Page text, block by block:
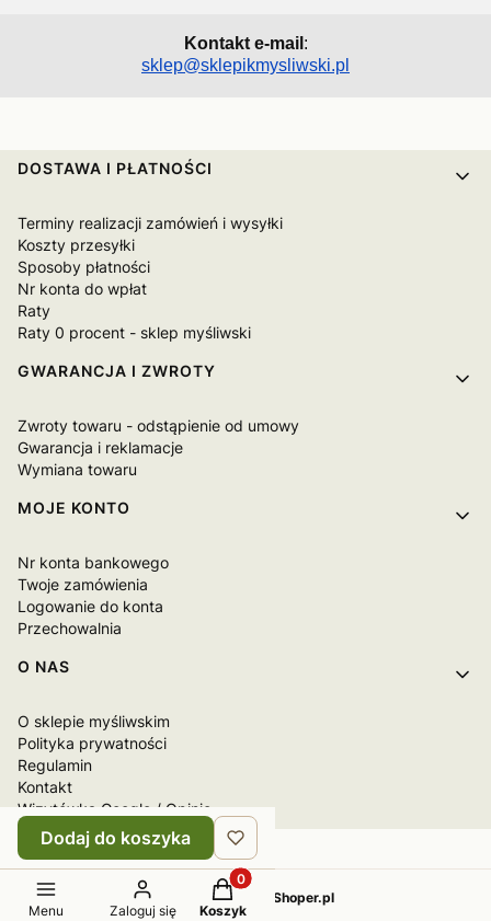
Kontakt e-mail :
sklep@sklepikmysliwski.pl
Linki w stopce
DOSTAWA I PŁATNOŚCI
Terminy realizacji zamówień i wysyłki
Koszty przesyłki
Sposoby płatności
Nr konta do wpłat
Raty
Raty 0 procent - sklep myśliwski
GWARANCJA I ZWROTY
Zwroty towaru - odstąpienie od umowy
Gwarancja i reklamacje
Wymiana towaru
MOJE KONTO
Nr konta bankowego
Twoje zamówienia
Logowanie do konta
Przechowalnia
O NAS
O sklepie myśliwskim
Polityka prywatności
Regulamin
Kontakt
Wizytówka Google / Opinie
Sklep internetowy Shoper.pl
Dodaj do koszyka
Menu Zaloguj się
Produkty w koszyku: 0. Zobacz
Koszyk